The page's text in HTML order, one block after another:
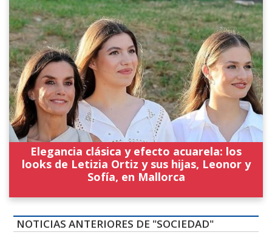
Elegancia clásica y efecto acuarela: los
looks de Letizia Ortiz y sus hijas, Leonor y
Sofía, en Mallorca
NOTICIAS ANTERIORES DE "SOCIEDAD"